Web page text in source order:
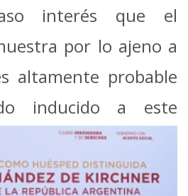
interés que el
por lo ajeno a
altamente probable
inducido a este